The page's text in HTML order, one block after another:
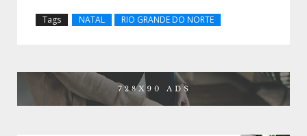
Tags NATAL RIO GRANDE DO NORTE